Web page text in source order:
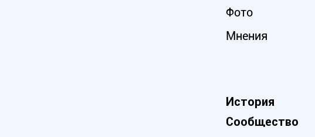
Фото
Мнения
История
Сообщество